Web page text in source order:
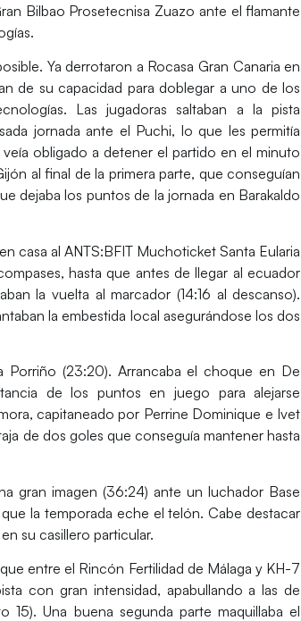
Bilbao Prosetecnisa Zuazo ante el flamante
.
Ya derrotaron a Rocasa Gran Canaria en
de su capacidad para doblegar a uno de los
Las jugadoras saltaban a la pista
jornada ante el Puchi, lo que les permitía
obligado a detener el partido en el minuto
al final de la primera parte, que conseguían
dejaba los puntos de la jornada en Barakaldo
casa al ANTS:BFIT Muchoticket Santa Eularia
hasta que antes de llegar al ecuador
la vuelta al marcador (14:16 al descanso).
la embestida local asegurándose los dos
Porriño (23:20). Arrancaba el choque en De
de los puntos en juego para alejarse
capitaneado por Perrine Dominique e Ivet
de dos goles que conseguía mantener hasta
gran imagen (36:24) ante un luchador Base
la temporada eche el telón. Cabe destacar
su casillero particular.
entre el Rincón Fertilidad de Málaga y KH-7
con gran intensidad, apabullando a las de
Una buena segunda parte maquillaba el